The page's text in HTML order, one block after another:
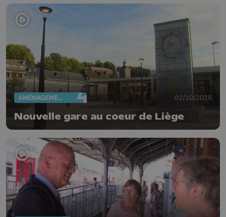
AMÉNAGEMENT DU TERRITOIRE 02/10/2025
Nouvelle gare au coeur de Liège